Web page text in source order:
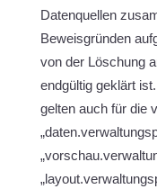
Datenquellen
Beweisgründen
von der Löschung
endgültig geklärt
gelten auch für die